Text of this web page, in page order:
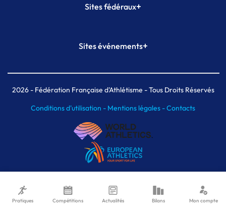
Sites fédéraux+
Plateforme Formation
Sites événements+
Meeting de Paris indoor
MAIF Ekiden de Paris
2026- Fédération Française d'Athlétisme - Tous Droits Réservés
Conditions d'utilisation - Mentions légales -Contacts
Pratiques Compétitions Actualités Bilans Mon compte